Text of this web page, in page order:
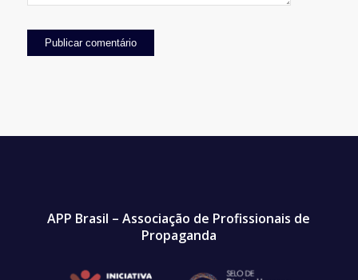
APP Brasil – Associação de Profissionais de
Propaganda